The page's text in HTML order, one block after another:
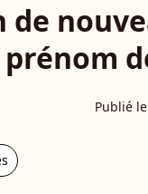
de
prénom
Publié